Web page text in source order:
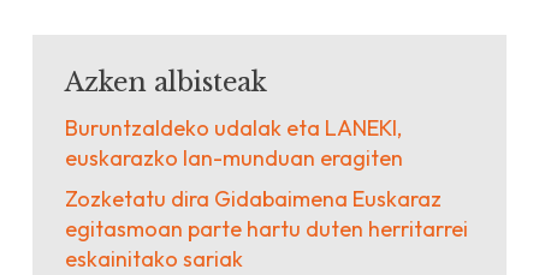
Azken albisteak
Buruntzaldeko udalak eta LANEKI,
euskarazko lan-munduan eragiten
Zozketatu dira Gidabaimena Euskaraz
egitasmoan parte hartu duten herritarrei
eskainitako sariak